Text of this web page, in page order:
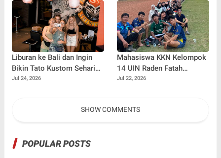
dan Internasional
sebagai Pemateri untuk
Menginspirasi Generasi
Muda
Liburan ke Bali dan Ingin
Bikin Tato Kustom Sehari
Jadi? Ini Panduannya
Jul 24, 2026
Mahasiswa KKN Kelompok
14 UIN Raden Fatah
Palembang Jalin
Lewat Sparing Sepak Bola
Jul 22, 2026
SHOW COMMENTS
POPULAR POSTS